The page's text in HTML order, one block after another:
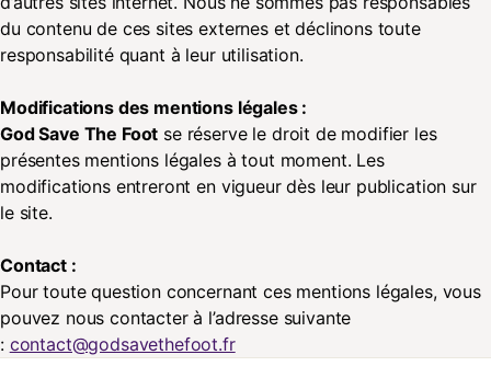
du contenu de ces sites externes et déclinons toute
responsabilité quant à leur utilisation.
Modifications des mentions légales :
God Save The Foot se réserve le droit de modifier les
présentes mentions légales à tout moment. Les
modifications entreront en vigueur dès leur publication sur
le site.
Contact :
Pour toute question concernant ces mentions légales, vous
pouvez nous contacter à l’adresse suivante
: contact@godsavethefoot.fr